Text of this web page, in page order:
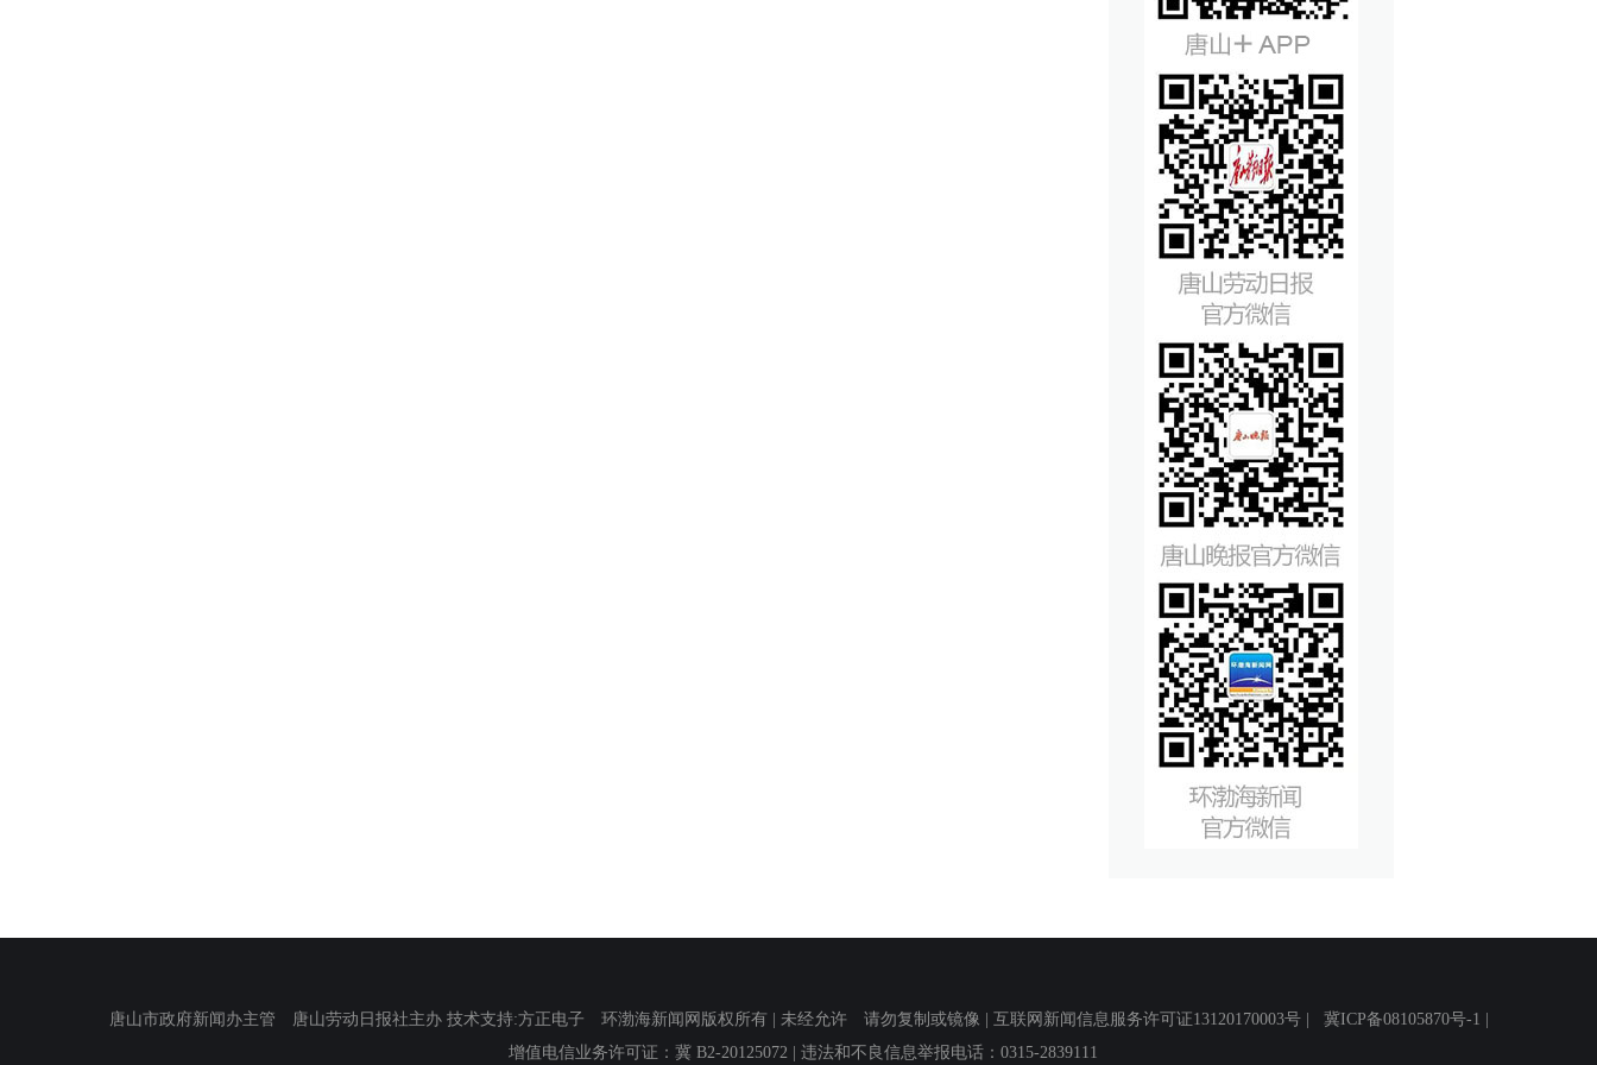
唐山市政府新闻办主管 唐山劳动日报社主办 技术支持:方正电子 环渤海新闻网版权所有 | 未经允许 请勿复制或镜像 | 互联网新闻信息服务许可证13120170003号 | 冀ICP备08105870号-1
增值电信业务许可证：冀 B2-20125072 | 违法和不良信息举报电话：0315-2839111